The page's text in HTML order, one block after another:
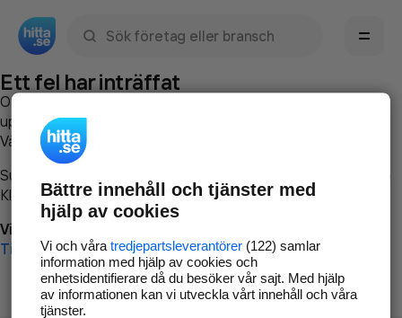
Ett fel har inträffat
Om du vill kan du
uppstod så att vi lättare och snabbare kan avhjälpa det.
Vänligen försök med följande:
Surfa till
Klicka påTillbaka-knappen i webbläsaren och försök igen
Vi beklagar besväret!
Till startsidan
Bättre innehåll och tjänster med
hjälp av cookies
Vi och våra tredjepartsleverantörer(122) samlar
information med hjälp av cookies och
enhetsidentifierare då du besöker vår sajt. Med hjälp
av informationen kan vi utveckla vårt innehåll och våra
tjänster.